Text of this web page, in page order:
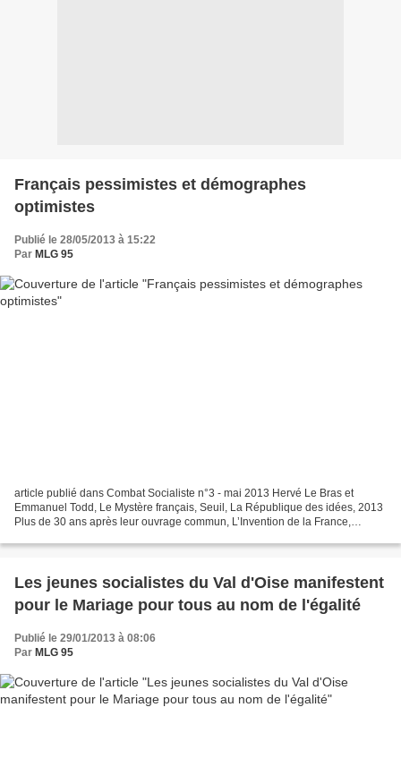
Français pessimistes et démographes
optimistes
Publié le 28/05/2013 à 15:22
Par MLG 95
article publié dans Combat Socialiste n°3 - mai 2013 Hervé Le Bras et
Emmanuel Todd, Le Mystère français, Seuil, La République des idées, 2013
Plus de 30 ans après leur ouvrage commun, L’Invention de la France,
Les jeunes socialistes du Val d'Oise manifestent
pour le Mariage pour tous au nom de l'égalité
Publié le 29/01/2013 à 08:06
Par MLG 95